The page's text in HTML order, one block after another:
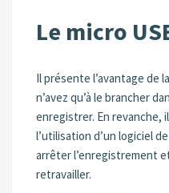
Le micro
Il présente l’avantage de
n’avez qu’à le brancher
enregistrer. En revanche,
l’utilisation d’un logiciel
arrêter l’enregistrement
retravailler.